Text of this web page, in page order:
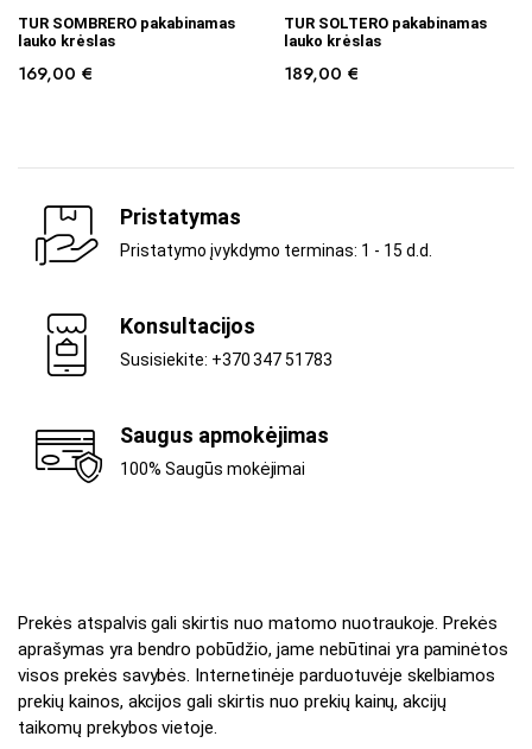
TUR SOMBRERO pakabinamas
lauko krėslas
169,00 €
TUR SOLTERO pakabinamas
lauko krėslas
189,00 €
Pristatymas
Pristatymo įvykdymo terminas: 1 - 15 d.d.
Konsultacijos
Susisiekite: +370 347 51783
Saugus apmokėjimas
100% Saugūs mokėjimai
Prekės atspalvis gali skirtis nuo matomo nuotraukoje. Prekės
aprašymas yra bendro pobūdžio, jame nebūtinai yra paminėtos
visos prekės savybės. Internetinėje parduotuvėje skelbiamos
prekių kainos, akcijos gali skirtis nuo prekių kainų, akcijų
taikomų prekybos vietoje.